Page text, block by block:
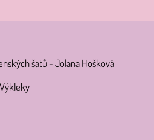
šatů - Jolana Hošková